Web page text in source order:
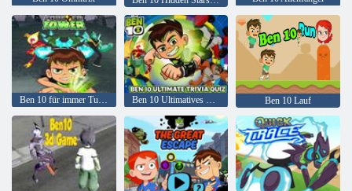
Ben 10 für immer Turm Ben 10 Ultimatives Trivia-Quiz Ben 10 Lauf